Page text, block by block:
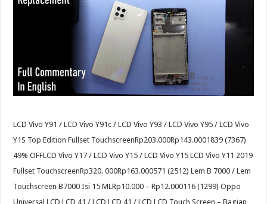
LCD Vivo Y91 / LCD Vivo Y91c / LCD Vivo Y93 / LCD Vivo Y95 / LCD Vivo
Y1S Top Edition Fullset TouchscreenRp203.000Rp143.0001839 (7367)
49% OFFLCD Vivo Y17 / LCD Vivo Y15 / LCD Vivo Y15 LCD Vivo Y11 2019
Fullset TouchscreenRp320. 000Rp163.000571 (2512) Lem B 7000 / Lem
Touchscreen B7000 Isi 15 MLRp10.000 – Rp12.000116 (1299) Oppo
Universal LCD LCD 41 / LCD LCD 41 / LCD LCD Touch Screen – Bagian